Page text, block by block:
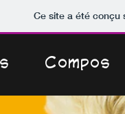
Ce site a été
Compos